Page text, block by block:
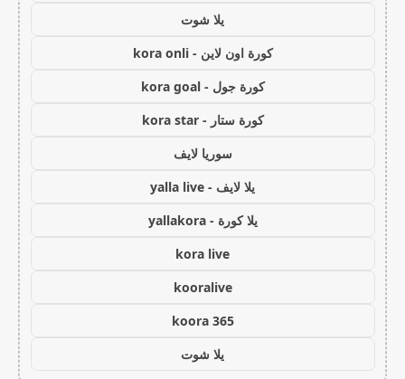
يلا شوت
كورة اون لاين - kora onli
كورة جول - kora goal
كورة ستار - kora star
سوريا لايف
يلا لايف - yalla live
يلا كورة - yallakora
kora live
kooralive
koora 365
يلا شوت